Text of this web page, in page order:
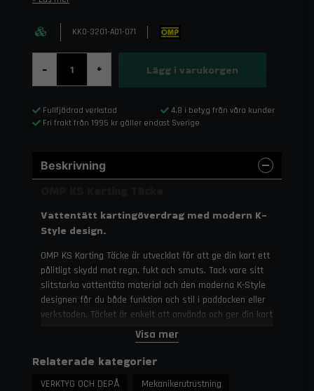
KK0-3201-A01-071
- + Lägg i varukorgen
Fullfjädrad verkstad
4,8 i betyg från våra kunder
Fri frakt från 1995 kr gäller endast Sverige
Beskrivning
Vattentätt kartingöverdrag med modern K-
Style design.
OMP KS Karting Täcke är utvecklat för att ge din kart ett
pålitligt skydd mot regn, fukt och smuts. Tack vare sitt
slitstarka vattentäta material och den moderna K-Style
designen får du både funktion och stil i paddocken eller
verkstaden. Täcket är enkelt att använda och ger din kart
ett professionellt utseende när den inte används.
Material: Vattentätt skyddsmaterial
Visa mer
Relaterade kategorier
VERKTYG OCH DEPÅ Mekanikerutrustning